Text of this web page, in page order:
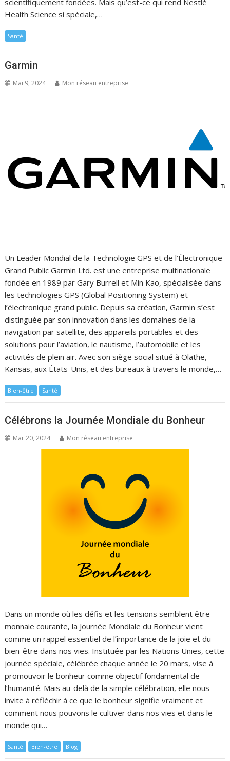
Health Science si spéciale,…
Santé
Garmin
Mai 9, 2024 Mon réseau entreprise
Un Leader Mondial de la Technologie GPS et de l’Électronique
Grand Public Garmin Ltd. est une entreprise multinationale
fondée en 1989 par Gary Burrell et Min Kao, spécialisée dans
les technologies GPS (Global Positioning System) et
l’électronique grand public. Depuis sa création, Garmin s’est
distinguée par son innovation dans les domaines de la
navigation par satellite, des appareils portables et des
solutions pour l’aviation, le nautisme, l’automobile et les
activités de plein air. Avec son siège social situé à Olathe,
Kansas, aux États-Unis, et des bureaux à travers le monde,…
Bien-être Santé
Célébrons la Journée Mondiale du Bonheur
Mar 20, 2024 Mon réseau entreprise
Dans un monde où les défis et les tensions semblent être
monnaie courante, la Journée Mondiale du Bonheur vient
comme un rappel essentiel de l’importance de la joie et du
bien-être dans nos vies. Instituée par les Nations Unies, cette
journée spéciale, célébrée chaque année le 20 mars, vise à
promouvoir le bonheur comme objectif fondamental de
l’humanité. Mais au-delà de la simple célébration, elle nous
invite à réfléchir à ce que le bonheur signifie vraiment et
comment nous pouvons le cultiver dans nos vies et dans le
monde qui…
Santé Bien-être Blog